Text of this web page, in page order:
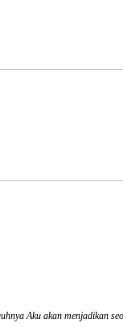
Aku akan menjadikan